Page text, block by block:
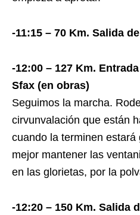
-11:15 – 70 Km. Salida
-12:00 – 127 Km.
Sfax (en obras)
Seguimos la marcha.
cirvunvalación que están
cuando la terminen
mejor mantener las
en las glorietas, por la
-12:20 – 150 Km. Salida